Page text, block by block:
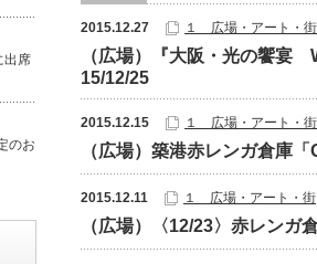
2015.12.27 １ 広場・アート・街
（広場）『大阪・光の饗宴
15/12/25
2015.12.15 １ 広場・アート・街
（広場）築港赤レンガ倉庫
2015.12.11 １ 広場・アート・街
（広場）〈12/23〉赤レン
出席
のお